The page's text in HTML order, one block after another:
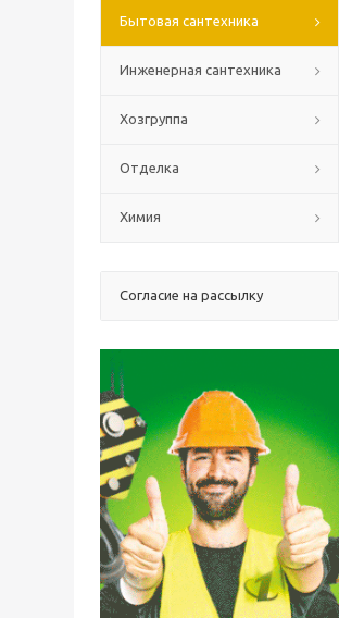
Бытовая сантехника
Инженерная сантехника
Хозгруппа
Отделка
Химия
Согласие на рассылку